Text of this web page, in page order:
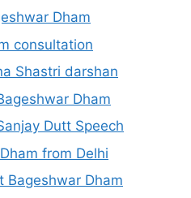
Dham
consultation
Shastri darshan
Dham
Dutt Speech
from Delhi
Bageshwar Dham